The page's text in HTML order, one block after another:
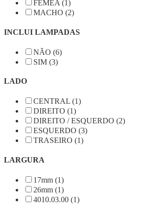
FÊMEA (1)
MACHO (2)
INCLUI LAMPADAS
NÃO (6)
SIM (3)
LADO
CENTRAL (1)
DIREITO (1)
DIREITO / ESQUERDO (2)
ESQUERDO (3)
TRASEIRO (1)
LARGURA
17mm (1)
26mm (1)
4010.03.00 (1)